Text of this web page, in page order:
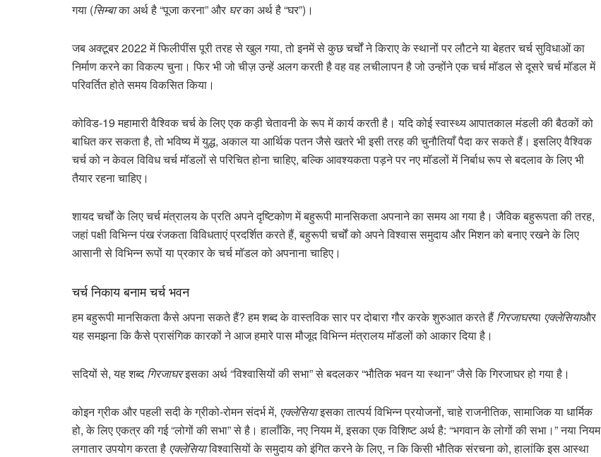
गया (सिम्बाका अर्थ है “पूजा करना” और घरका अर्थ है “घर”)।
जब अक्टूबर 2022 में फिलीपींस पूरी तरह से खुल गया, तो इनमें से कुछ चर्चों ने किराए के स्थानों पर लौटने या बेहतर चर्च सुविधाओं का
निर्माण करने का विकल्प चुना। फिर भी जो चीज़ उन्हें अलग करती है वह वह लचीलापन है जो उन्होंने एक चर्च मॉडल से दूसरे चर्च मॉडल में
परिवर्तित होते समय विकसित किया।
कोविड-19 महामारी वैश्विक चर्च के लिए एक कड़ी चेतावनी के रूप में कार्य करती है। यदि कोई स्वास्थ्य आपातकाल मंडली की बैठकों को
बाधित कर सकता है, तो भविष्य में युद्ध, अकाल या आर्थिक पतन जैसे खतरे भी इसी तरह की चुनौतियाँ पैदा कर सकते हैं। इसलिए वैश्विक
चर्च को न केवल विविध चर्च मॉडलों से परिचित होना चाहिए, बल्कि आवश्यकता पड़ने पर नए मॉडलों में निर्बाध रूप से बदलाव के लिए भी
तैयार रहना चाहिए।
शायद चर्चों के लिए चर्च मंत्रालय के प्रति अपने दृष्टिकोण में बहुरूपी मानसिकता अपनाने का समय आ गया है। जैविक बहुरूपता की तरह,
जहां पक्षी विभिन्न पंख रंजकता विविधताएं प्रदर्शित करते हैं, बहुरूपी चर्चों को अपने विश्वास समुदाय और मिशन को बनाए रखने के लिए
आसानी से विभिन्न रूपों या प्रकार के चर्च मॉडल को अपनाना चाहिए।
चर्च निकाय बनाम चर्च भवन
हम बहुरूपी मानसिकता कैसे अपना सकते हैं? हम शब्द के वास्तविक सार पर दोबारा गौर करके शुरुआत करते हैंगिरजाघरया एक्लेसियाऔर
यह समझना कि कैसे प्रासंगिक कारकों ने आज हमारे पास मौजूद विभिन्न मंत्रालय मॉडलों को आकार दिया है।
सदियों से, यह शब्दगिरजाघरइसका अर्थ “विश्वासियों की सभा” से बदलकर “भौतिक भवन या स्थान” जैसे कि गिरजाघर हो गया है।
कोइन ग्रीक और पहली सदी के ग्रीको-रोमन संदर्भ में, एक्लेसियाइसका तात्पर्य विभिन्न प्रयोजनों, चाहे राजनीतिक, सामाजिक या धार्मिक
हो, के लिए एकत्र की गई “लोगों की सभा” से है। हालाँकि, नए नियम में, इसका एक विशिष्ट अर्थ है: “भगवान के लोगों की सभा।” नया नियम
लगातार उपयोग करता है एक्लेसियाविश्वासियों के समुदाय को इंगित करने के लिए, न कि किसी भौतिक संरचना को, हालांकि इस आस्था